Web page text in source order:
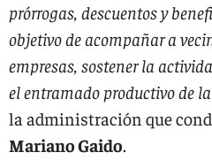
prórrogas, descuentos y
objetivo de acompañar a
empresas, sostener la
el entramado productivo de
la administración que
Mariano Gaido.